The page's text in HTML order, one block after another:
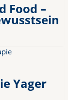
Food –
Yager